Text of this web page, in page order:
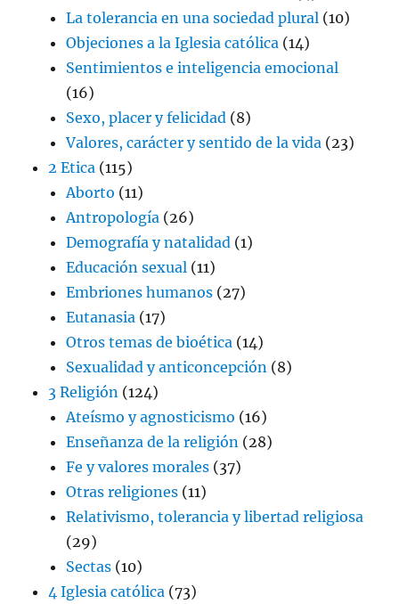
La tolerancia en una sociedad plural (10)
Objeciones a la Iglesia católica (14)
Sentimientos e inteligencia emocional
(16)
Sexo, placer y felicidad (8)
Valores, carácter y sentido de la vida (23)
2 Etica (115)
Aborto (11)
Antropología (26)
Demografía y natalidad (1)
Educación sexual (11)
Embriones humanos (27)
Eutanasia (17)
Otros temas de bioética (14)
Sexualidad y anticoncepción (8)
3 Religión (124)
Ateísmo y agnosticismo (16)
Enseñanza de la religión (28)
Fe y valores morales (37)
Otras religiones (11)
Relativismo, tolerancia y libertad religiosa
(29)
Sectas (10)
4 Iglesia católica (73)